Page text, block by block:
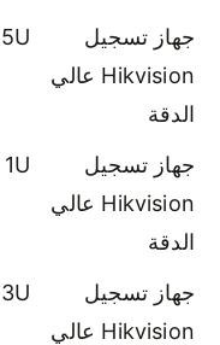
جهاز تسجيل
Hikvision عالي
الدقة
5U
جهاز تسجيل
Hikvision عالي
الدقة
1U
جهاز تسجيل
Hikvision عالي
3U